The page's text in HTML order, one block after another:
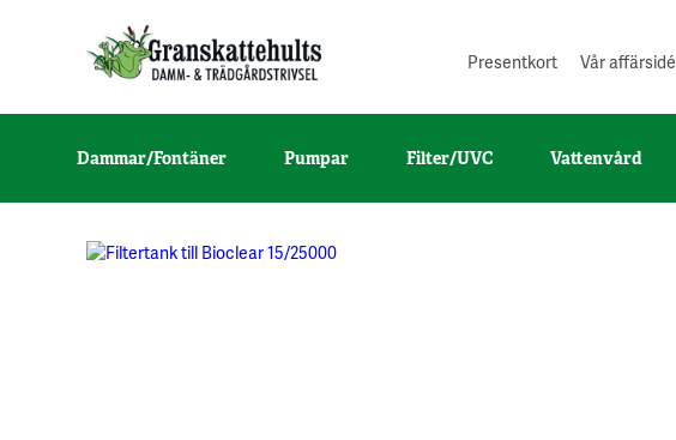
Presentkort Vår affärsidé
Dammar/Fontäner Pumpar Filter/UVC Vattenvård